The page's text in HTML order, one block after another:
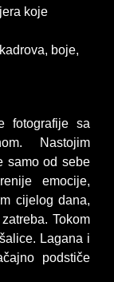
koje
boje,
fotografije sa
Nastojim
samo od sebe
emocije,
cijelog dana,
Tokom
Lagana i
podstiče